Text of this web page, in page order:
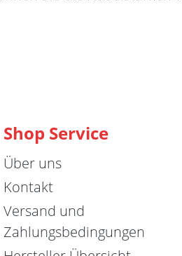
Shop Service
Über uns
Kontakt
Versand und
Zahlungsbedingungen